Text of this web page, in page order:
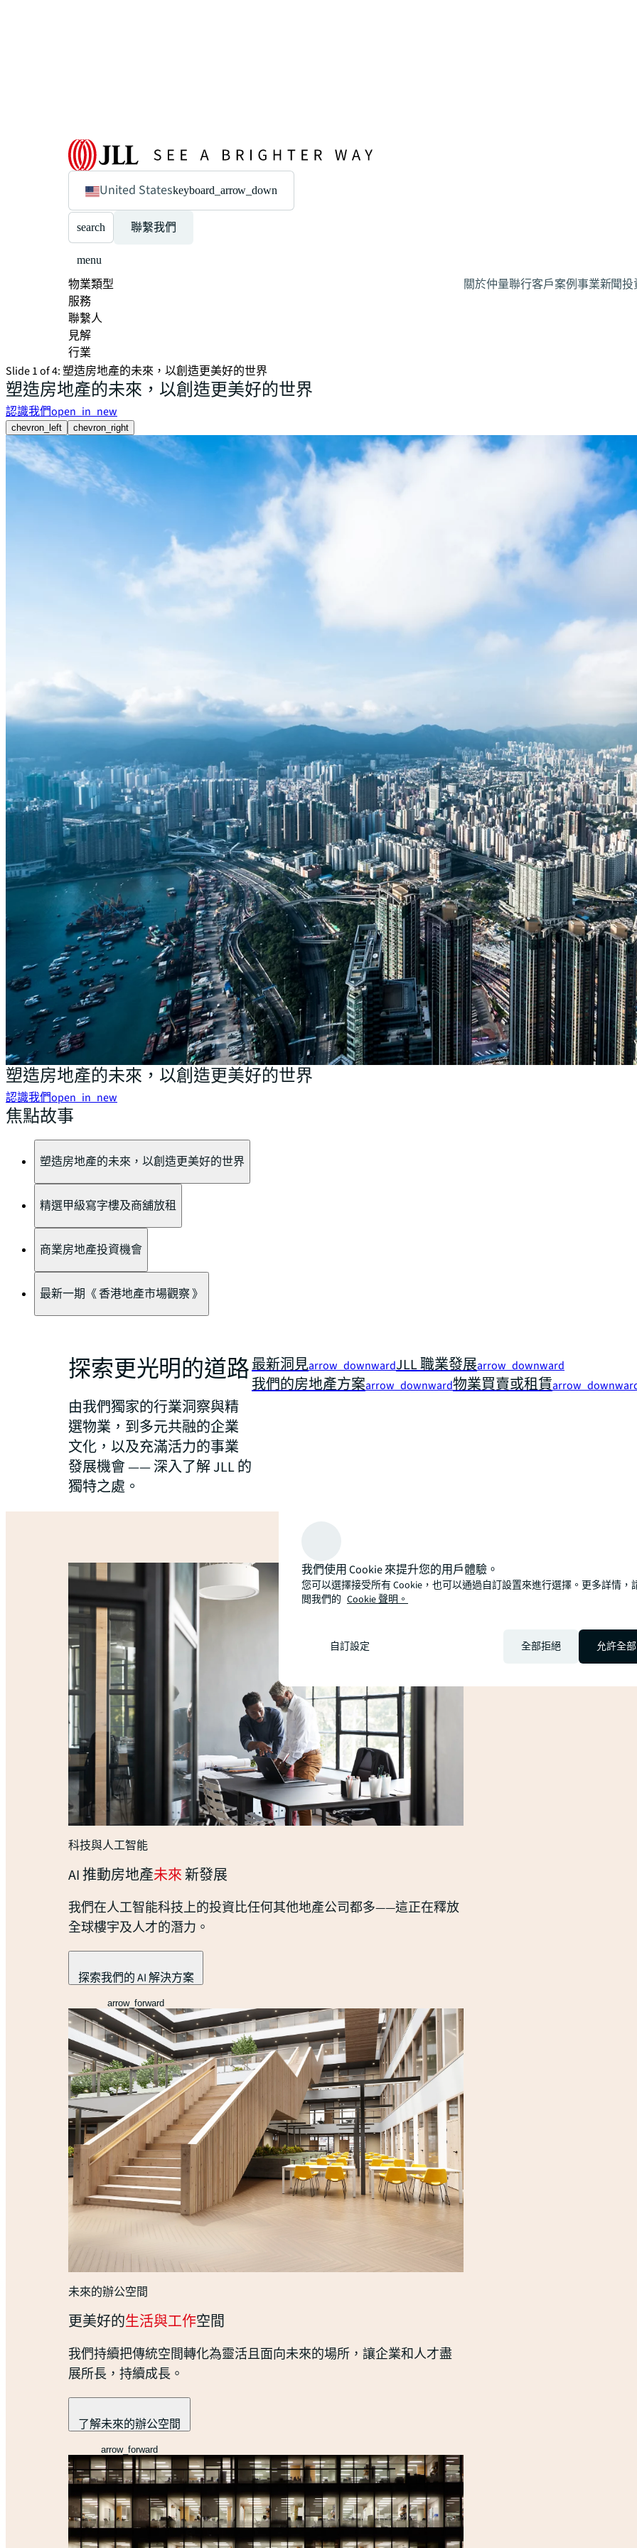
United Stateskeyboard_arrow_down
search 聯繫我們
menu
物業類型
服務
聯繫人
見解
行業
關於仲量聯行客戶案例事業新聞投
Slide 1 of 4: 塑造房地產的未來，以創造更美好的世界
塑造房地產的未來，以創造更美好的世界
認識我們open_in_new
chevron_left chevron_right
塑造房地產的未來，以創造更美好的世界
認識我們open_in_new
焦點故事
塑造房地產的未來，以創造更美好的世界
精選甲級寫字樓及商舖放租
商業房地產投資機會
最新一期《 香港地產市場觀察 》
探索更光明的道路
由我們獨家的行業洞察與精
選物業，到多元共融的企業
文化，以及充滿活力的事業
發展機會 —— 深入了解 JLL 的
獨特之處。
最新洞見arrow_downwardJLL 職業發展arrow_downward
我們的房地產方案arrow_downward物業買賣或租賃
科技與人工智能
AI 推動房地產未來新發展
我們在人工智能科技上的投資比任何其他地產公司都多——這正在釋放
全球樓宇及人才的潛力。
探索我們的 AI 解決方案
arrow_forward
未來的辦公空間
更美好的生活與工作空間
我們持續把傳統空間轉化為靈活且面向未來的場所，讓企業和人才盡
展所長，持續成長。
了解未來的辦公空間
arrow_forward
我們使用 Cookie 來提升您的用戶體驗。
您可以選擇接受所有 Cookie，也可以通過自訂設置來進行選擇。更多詳情，
閲我們的 Cookie 聲明。
自訂設定 全部拒絕 允許全部